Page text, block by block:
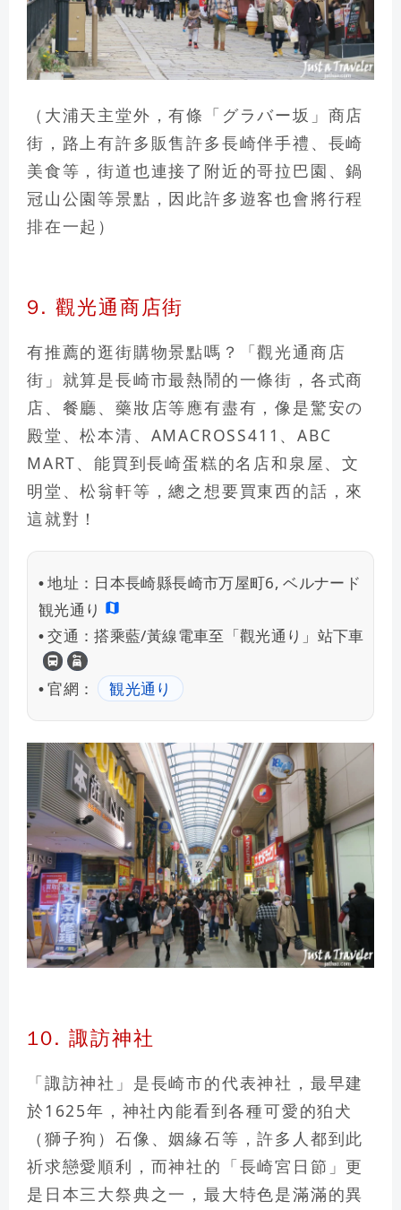
（大浦天主堂外，有條「 グラバー坂 」商店
街，路上有許多販售許多長崎伴手禮、長崎
美食等，街道也連接了附近的哥拉巴園、鍋
冠山公園等景點，因此許多遊客也會將行程
排在一起）
9. 觀光通商店街
有推薦的逛街購物景點嗎？「觀光通商店
街」就算是長崎市最熱鬧的一條街 ，各式商
店、餐廳、藥妝店等應有盡有，像是驚安の
殿堂、松本清、AMACROSS411、ABC
MART、能買到長崎蛋糕的名店和泉屋、文
明堂、松翁軒等，總之想要買東西的話，來
這就對！
• 地址： 日本長崎縣長崎市万屋町6, ベルナード
観光通り
• 交通：搭乘藍/黃線電車至「觀光通り」站下車
長崎交通租車自駕
• 官網： 観光通り
10. 諏訪神社
「諏訪神社」是長崎市的代表神社，最早建
於1625年，神社內能看到各種可愛的狛犬
（獅子狗）石像、姻緣石等，許多人都到此
祈求戀愛順利，而神社的「長崎宮日節」更
是日本三大祭典之一 ，最大特色是滿滿的異